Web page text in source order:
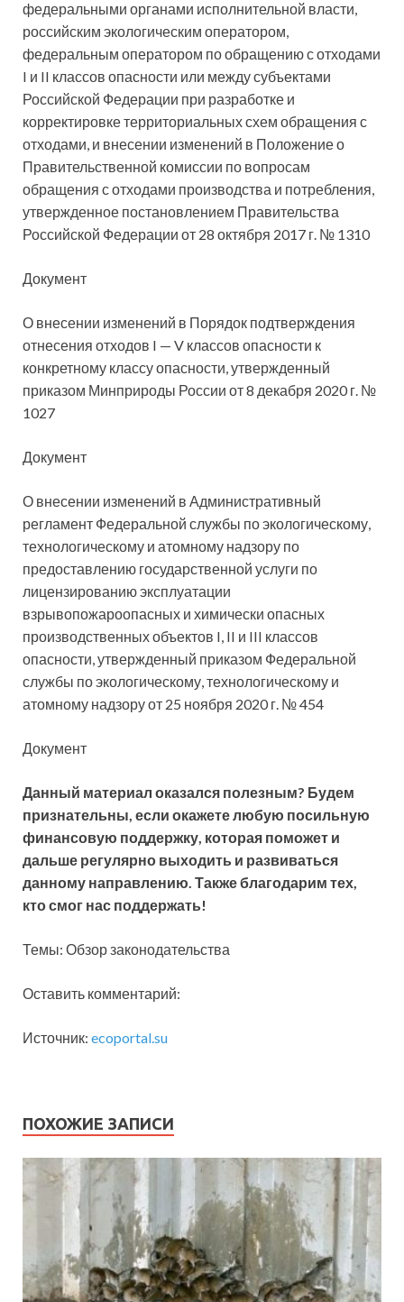
федеральными органами исполнительной власти,
российским экологическим оператором,
федеральным оператором по обращению с отходами
I и II классов опасности или между субъектами
Российской Федерации при разработке и
корректировке территориальных схем обращения с
отходами, и внесении изменений в Положение о
Правительственной комиссии по вопросам
обращения с отходами производства и потребления,
утвержденное постановлением Правительства
Российской Федерации от 28 октября 2017 г. № 1310
Документ
О внесении изменений в Порядок подтверждения
отнесения отходов I — V классов опасности к
конкретному классу опасности, утвержденный
приказом Минприроды России от 8 декабря 2020 г. №
1027
Документ
О внесении изменений в Административный
регламент Федеральной службы по экологическому,
технологическому и атомному надзору по
предоставлению государственной услуги по
лицензированию эксплуатации
взрывопожароопасных и химически опасных
производственных объектов I, II и III классов
опасности, утвержденный приказом Федеральной
службы по экологическому, технологическому и
атомному надзору от 25 ноября 2020 г. № 454
Документ
Данный материал оказался полезным? Будем
признательны, если окажете любую посильную
финансовую поддержку, которая поможет и
дальше регулярно выходить и развиваться
данному направлению. Также благодарим тех,
кто смог нас поддержать!
Темы: Обзор законодательства
Оставить комментарий:
Источник: ecoportal.su
ПОХОЖИЕ ЗАПИСИ